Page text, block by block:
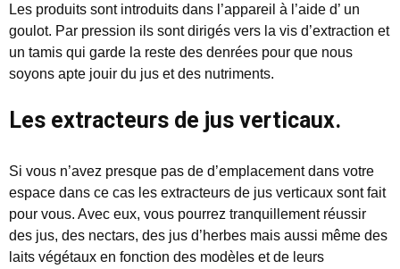
Les produits sont introduits dans l’appareil à l’aide d’ un
goulot. Par pression ils sont dirigés vers la vis d’extraction et
un tamis qui garde la reste des denrées pour que nous
soyons apte jouir du jus et des nutriments.
Les extracteurs de jus verticaux.
Si vous n’avez presque pas de d’emplacement dans votre
espace dans ce cas les extracteurs de jus verticaux sont fait
pour vous. Avec eux, vous pourrez tranquillement réussir
des jus, des nectars, des jus d’herbes mais aussi même des
laits végétaux en fonction des modèles et de leurs